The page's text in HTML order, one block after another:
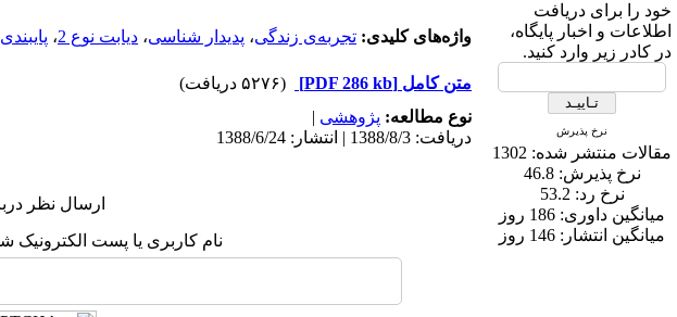
خود را برای دریافت
اطلاعات و اخبار پایگاه،
در کادر زیر وارد کنید.
نرخ پذیرش
مقالات منتشر شده: 1302
نرخ پذیرش:46.8
نرخ رد: 53.2
میانگین داوری: 186 روز
میانگین انتشار: 146 روز
واژه‌های کلیدی: تجربه‌ی زندگی، پدیدار شناسی، دیابت نوع 2 ، پایبندی
متن کامل [PDF 286 kb]
(۵۲۷۶ دریافت)
نوع مطالعه: پژوهشی |
دریافت: 1388/8/3 | انتشار: 1388/6/24
ارسال نظر
نام کاربری یا پست الکترونیک